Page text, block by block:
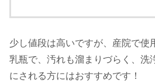
少し値段は高いですが、産院で使
乳瓶で、汚れも溜まりづらく、洗
にされる方にはおすすめです！